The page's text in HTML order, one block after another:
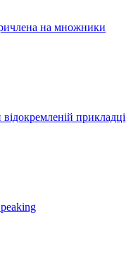
на множники
прикладці